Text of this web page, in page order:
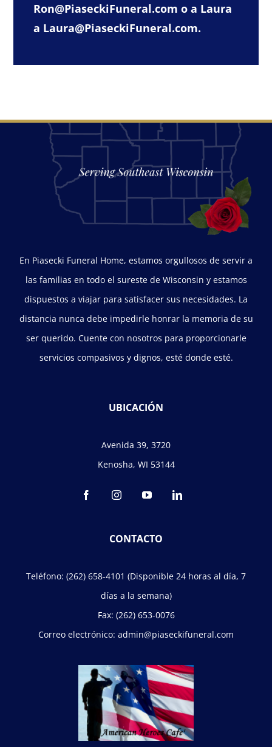
Ron@PiaseckiFuneral.com o a Laura
a Laura@PiaseckiFuneral.com.
En Piasecki Funeral Home, estamos orgullosos de servir a
las familias en todo el sureste de Wisconsin y estamos
dispuestos a viajar para satisfacer sus necesidades. La
distancia nunca debe impedirle honrar la memoria de su
ser querido. Cuente con nosotros para proporcionarle
servicios compasivos y dignos, esté donde esté.
UBICACIÓN
Avenida 39, 3720
Kenosha, WI 53144
CONTACTO
Teléfono: (262) 658-4101 (Disponible 24 horas al día, 7
días a la semana)
Fax: (262) 653-0076
Correo electrónico: admin@piaseckifuneral.com